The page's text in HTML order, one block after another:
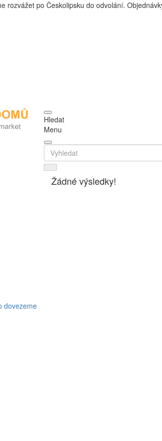
Nákup potraviny online, Čerstvé
rozvážet po Českolipsku do odvolání.
Hledat
Menu
Žádné výsledky!
dovezeme